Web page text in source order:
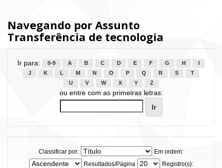
Navegando por Assunto
Transferência de tecnologia
Ir para: 0-9 A B C D E F G H
J
K L M N O P Q R S
T
U
V W X Y Z
ou entre com as primeiras letras:
Classificar por:
Em ordem:
Resultados/Página
Registro(s):